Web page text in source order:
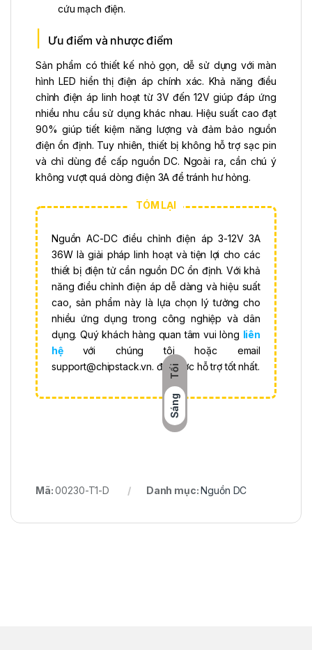
Tối
Sáng
cứu mạch điện.
Ưu điểm và nhược điểm
Sản phẩm có thiết kế nhỏ gọn, dễ sử dụng với màn
hình LED hiển thị điện áp chính xác. Khả năng điều
chỉnh điện áp linh hoạt từ 3V đến 12V giúp đáp ứng
nhiều nhu cầu sử dụng khác nhau. Hiệu suất cao đạt
90% giúp tiết kiệm năng lượng và đảm bảo nguồn
điện ổn định. Tuy nhiên, thiết bị không hỗ trợ sạc pin
và chỉ dùng để cấp nguồn DC. Ngoài ra, cần chú ý
không vượt quá dòng điện 3A để tránh hư hỏng.
Nguồn AC-DC điều chỉnh điện áp 3-12V 3A
36W là giải pháp linh hoạt và tiện lợi cho các
thiết bị điện tử cần nguồn DC ổn định. Với khả
năng điều chỉnh điện áp dễ dàng và hiệu suất
cao, sản phẩm này là lựa chọn lý tưởng cho
nhiều ứng dụng trong công nghiệp và dân
dụng. Quý khách hàng quan tâm vui lòng liên
hệ với chúng tôi hoặc email
support@chipstack.vn. để được hỗ trợ tốt nhất.
Mã:00230-T1-D Danh mục:Nguồn DC